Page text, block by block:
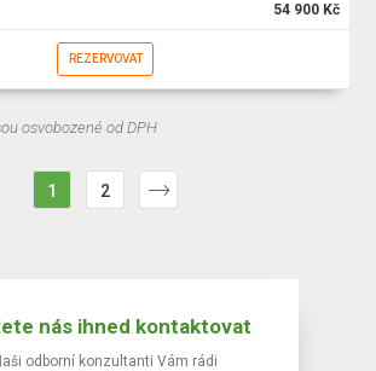
54 900 Kč
REZERVOVAT
osvobozené od DPH
1 2
nás ihned kontaktovat
odborní konzultanti Vám rádi